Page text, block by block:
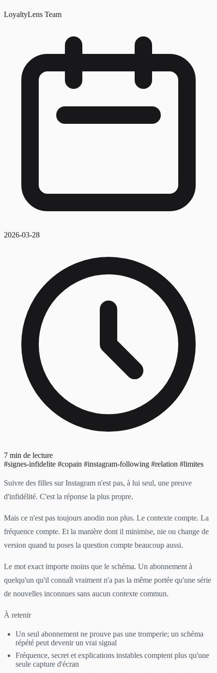
LoyaltyLens Team
2026-03-28
7 min de lecture
#signes-infidelite #copain #instagram-following #relation #limites
Suivre des filles sur Instagram n'est pas, à lui seul, une preuve
d'infidélité. C'est la réponse la plus propre.
Mais ce n'est pas toujours anodin non plus. Le contexte compte. La
fréquence compte. Et la manière dont il minimise, nie ou change de
version quand tu poses la question compte beaucoup aussi.
Le mot exact importe moins que le schéma. Un abonnement à
quelqu'un qu'il connaît vraiment n'a pas la même portée qu'une série
de nouvelles inconnues sans aucun contexte commun.
À retenir
Un seul abonnement ne prouve pas une tromperie; un schéma
répété peut devenir un vrai signal
Fréquence, secret et explications instables comptent plus qu'une
seule capture d'écran